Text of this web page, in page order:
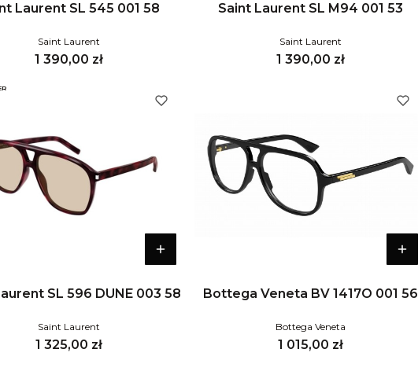
Laurent SL 545 001 58
Saint Laurent
Cena
1 390,00 zł
Saint Laurent SL M94 001 53
Saint Laurent
Cena
1 390,00 zł
SL 596 DUNE 003 58
Saint Laurent
Cena
1 325,00 zł
Bottega Veneta BV 1417O 001 56
Bottega Veneta
Cena
1 015,00 zł